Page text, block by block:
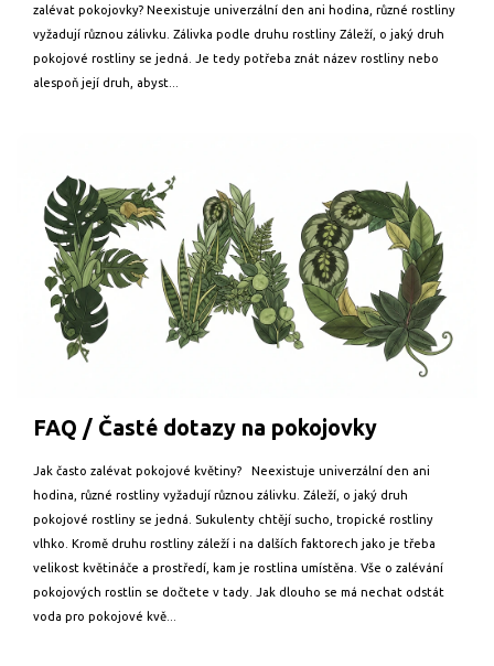
zalévat pokojovky? Neexistuje univerzální den ani hodina, různé rostliny
vyžadují různou zálivku. Zálivka podle druhu rostliny Záleží, o jaký druh
pokojové rostliny se jedná. Je tedy potřeba znát název rostliny nebo
alespoň její druh, abyst...
FAQ / Časté dotazy na pokojovky
Jak často zalévat pokojové květiny? Neexistuje univerzální den ani
hodina, různé rostliny vyžadují různou zálivku. Záleží, o jaký druh
pokojové rostliny se jedná. Sukulenty chtějí sucho, tropické rostliny
vlhko. Kromě druhu rostliny záleží i na dalších faktorech jako je třeba
velikost květináče a prostředí, kam je rostlina umístěna. Vše o zalévání
pokojových rostlin se dočtete v tady. Jak dlouho se má nechat odstát
voda pro pokojové kvě...